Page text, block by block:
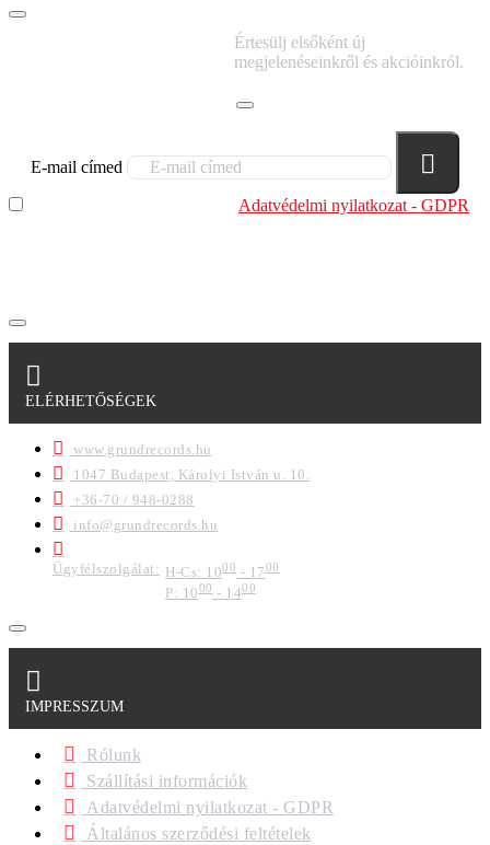
Értesülj elsőként új
megjelenéseinkről és akcióinkról.
E-mail címed
Adatvédelmi nyilatkozat - GDPR
ELÉRHETŐSÉGEK
www.grundrecords.hu
1047 Budapest, Károlyi István u. 10.
+36-70 / 948-0288
info@grundrecords.hu
Ügyfélszolgálat: H-Cs: 1000 - 1700
P: 1000- 1400
IMPRESSZUM
Rólunk
Szállítási információk
Adatvédelmi nyilatkozat - GDPR
Általános szerződési feltételek